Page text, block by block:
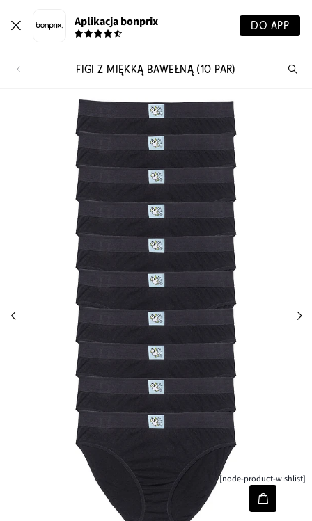
Aplikacja bonprix DO APP
FIGI Z MIĘKKĄ BAWEŁNĄ (10 PAR)
[node-product-wishlist]